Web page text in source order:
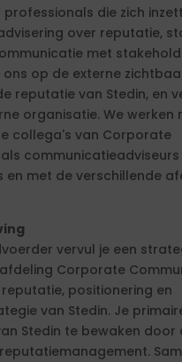
die zich
over reputatie,
met
ons op de externe
reputatie van Stedin, en
organisatie. We werken
collega's van Corporate
communicatieadviseurs
met de verschillende
vervul je een
Corporate
positionering en
van Stedin. Je
Stedin te bewaken